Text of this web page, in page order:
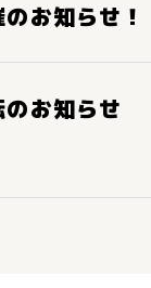
お知らせ！
お知らせ